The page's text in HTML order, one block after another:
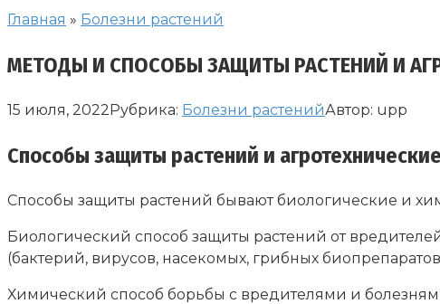
Главная » Болезни растений
МЕТОДЫ И СПОСОБЫ ЗАЩИТЫ РАСТЕНИЙ И
15 июля, 2022Рубрика: Болезни растенийАвтор: upp
Способы защиты растений и
Способы защиты растений бывают биологические и
Биологический способ защиты растений от
(бактерий, вирусов, насекомых, грибных
Химический способ борьбы с вредителями и